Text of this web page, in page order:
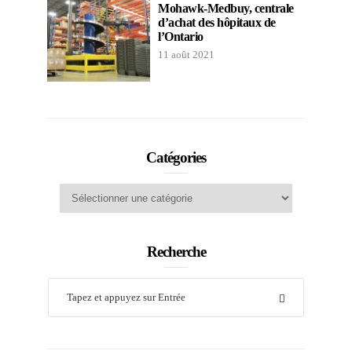
Mohawk-Medbuy, centrale
d’achat des hôpitaux de
l’Ontario
11 août 2021
Catégories
Catégories
Recherche